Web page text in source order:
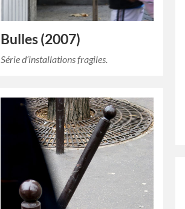
Bulles (2007)
Série d’installations fragiles.